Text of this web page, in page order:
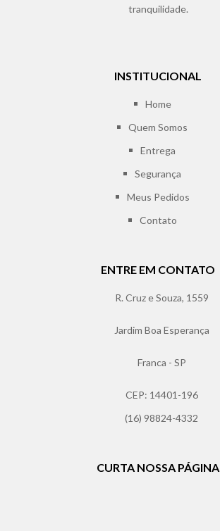
tranquilidade.
INSTITUCIONAL
Home
Quem Somos
Entrega
Segurança
Meus Pedidos
Contato
ENTRE EM CONTATO
R. Cruz e Souza, 1559
Jardim Boa Esperança
Franca - SP
CEP: 14401-196
(16) 98824-4332
CURTA NOSSA PÁGINA